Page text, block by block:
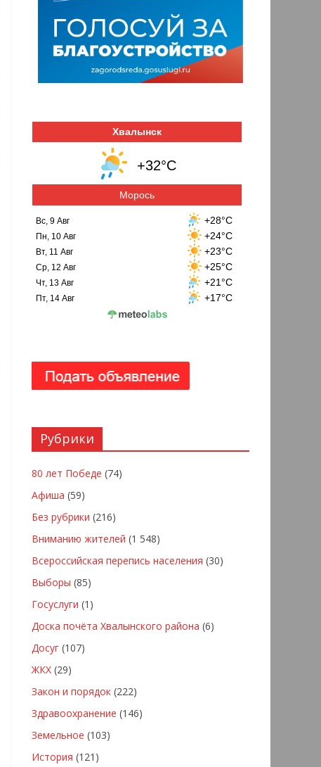
Хвалынск
+32°C
Морось
Вс, 9 Авг +28°C
Пн, 10 Авг +24°C
Вт, 11 Авг +23°C
Ср, 12 Авг +25°C
Чт, 13 Авг +21°C
Пт, 14 Авг +17°C
Рубрики
80 лет Победе (74)
Афиша (59)
Без рубрики (216)
Вниманию жителей (1 548)
Всероссийская перепись населения (30)
Выборы (85)
Госуслуги (1)
Доска почёта Хвалынского района (6)
Досуг (107)
ЖКХ (29)
Закон и порядок (222)
Здравоохранение (146)
Земельное (103)
История (121)